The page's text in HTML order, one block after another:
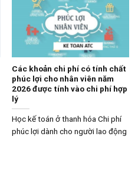
Các khoản chi phí có tính chất
phúc lợi cho nhân viên năm
2026 được tính vào chi phí hợp
lý
Học kế toán ở thanh hóa Chi phí
phúc lợi dành cho người lao động